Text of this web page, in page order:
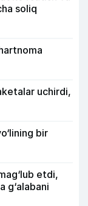
soliq
uchirdi,
bir
etdi,
g‘alabani